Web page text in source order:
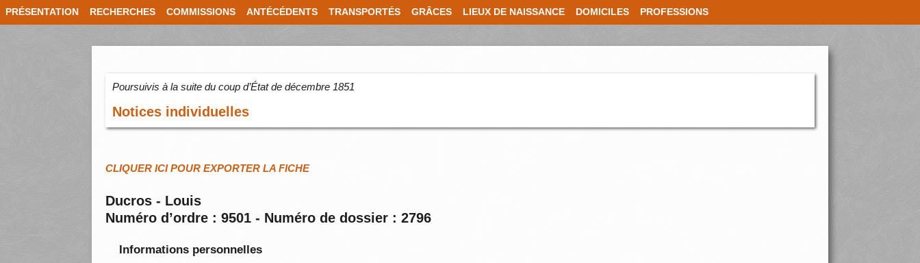
PRÉSENTATION RECHERCHES COMMISSIONS ANTÉCÉDENTS TRANSPORTÉS GRÂCES LIEUX DE NAISSANCE DOMICILES PROFESSIONS
Poursuivis à la suite du coup d’État de décembre 1851
Notices individuelles
CLIQUER ICI POUR EXPORTER LA FICHE
Ducros - Louis
Numéro d’ordre : 9501 - Numéro de dossier : 2796
Informations personnelles